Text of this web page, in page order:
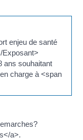
enjeu de santé
Exposant>
ans souhaitant
charge à <span
a>.